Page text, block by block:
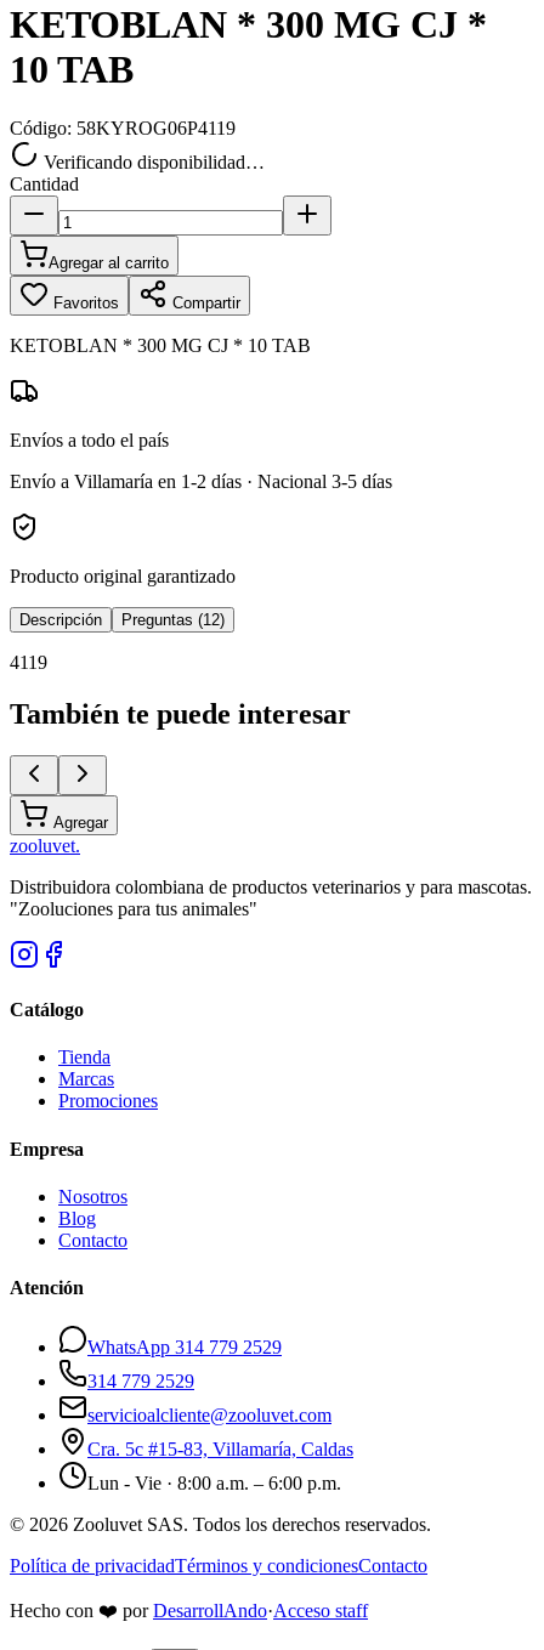
KETOBLAN * 300 MG CJ *
10 TAB
Código: 58KYROG06P4119
Verificando disponibilidad…
Cantidad
Agregar al carrito
Favoritos Compartir
KETOBLAN * 300 MG CJ * 10 TAB
Envíos a todo el país
Envío a Villamaría en 1-2 días · Nacional 3-5 días
Producto original garantizado
Descripción Preguntas (12)
4119
También te puede interesar
Agregar
zooluvet.
Distribuidora colombiana de productos veterinarios y para mascotas.
"Zooluciones para tus animales"
Catálogo
Tienda
Marcas
Promociones
Empresa
Nosotros
Blog
Contacto
Atención
WhatsApp 314 779 2529
314 779 2529
servicioalcliente@zooluvet.com
Cra. 5c #15-83, Villamaría, Caldas
Lun - Vie · 8:00 a.m. – 6:00 p.m.
© 2026 Zooluvet SAS. Todos los derechos reservados.
Política de privacidadTérminos y condicionesContacto
Hecho con ❤️ por DesarrollAndo·Acceso staff